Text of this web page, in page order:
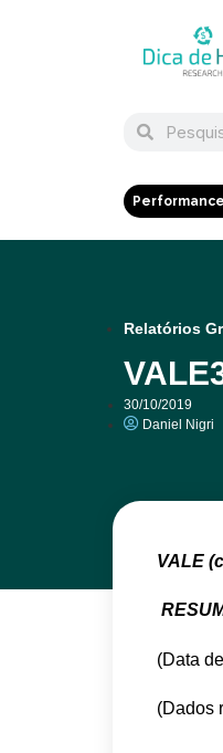
Relatórios
30/10/2019
Daniel Nigri
VALE
(Data
(Dados